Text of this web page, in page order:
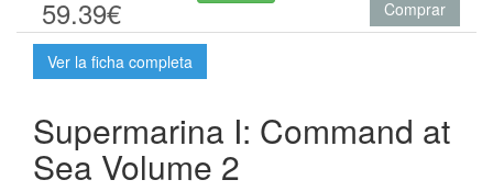
59.39€ Comprar
Ver la ficha completa
Supermarina I: Command at
Sea Volume 2